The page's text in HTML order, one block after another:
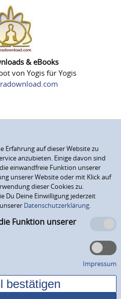
& eBooks
von Yogis für Yogis
Erfahrung auf dieser Website zu
anzubieten. Einige davon sind
einwandfreie Funktion unserer
unserer Website oder mit Klick auf
dieser Cookies zu.
Du Deine Einwilligung jederzeit
Datenschutzerklärung.
Funktion unserer
Impressum